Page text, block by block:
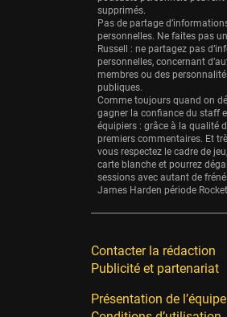
24 sessions
Sacramento
24 sessions
Utah Jazz
22 sessions
Toronto Raptors
18 sessions
REVERSE
11 sessions
supprimés.
Pas de partage
personnelles. Ne faites pas
Russell : ne partagez pas
personnelles, concernant
membres ou des
publiques.
Comme toujours quand on
gagner la confiance du staff
équipiers : grâce à la qualité
premiers commentaires. Et
vous respectez le cadre de
carte blanche et pourrez
sessions avec autant de
James Harden période
Contacter la rédaction
Publicité et partenariat
Présentation de l’équipe